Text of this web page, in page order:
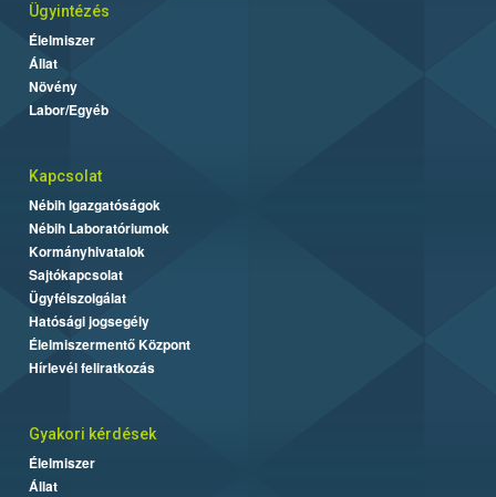
Ügyintézés
Élelmiszer
Állat
Növény
Labor/Egyéb
Kapcsolat
Nébih Igazgatóságok
Nébih Laboratóriumok
Kormányhivatalok
Sajtókapcsolat
Ügyfélszolgálat
Hatósági jogsegély
Élelmiszermentő Központ
Hírlevél feliratkozás
Gyakori kérdések
Élelmiszer
Állat